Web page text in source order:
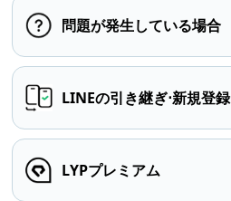
問題が発生している場合
LINEの引き継ぎ⋅新規登録
LYPプレミアム